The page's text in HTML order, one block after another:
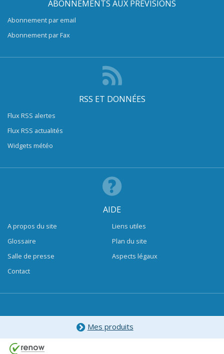
ABONNEMENTS AUX PRÉVISIONS
Abonnement par email
Abonnement par Fax
RSS ET DONNÉES
Flux RSS alertes
Flux RSS actualités
Widgets météo
AIDE
A propos du site
Glossaire
Salle de presse
Contact
Liens utiles
Plan du site
Aspects légaux
Mes produits